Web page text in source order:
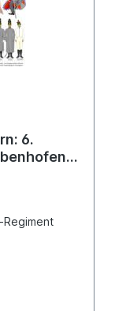
Regiment